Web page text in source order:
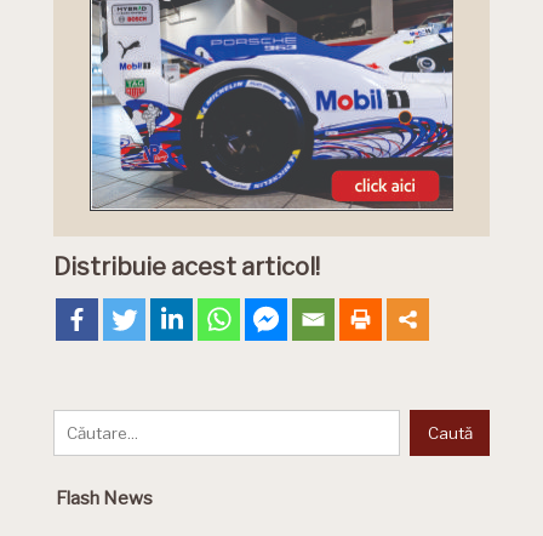
Distribuie acest articol!
Flash News